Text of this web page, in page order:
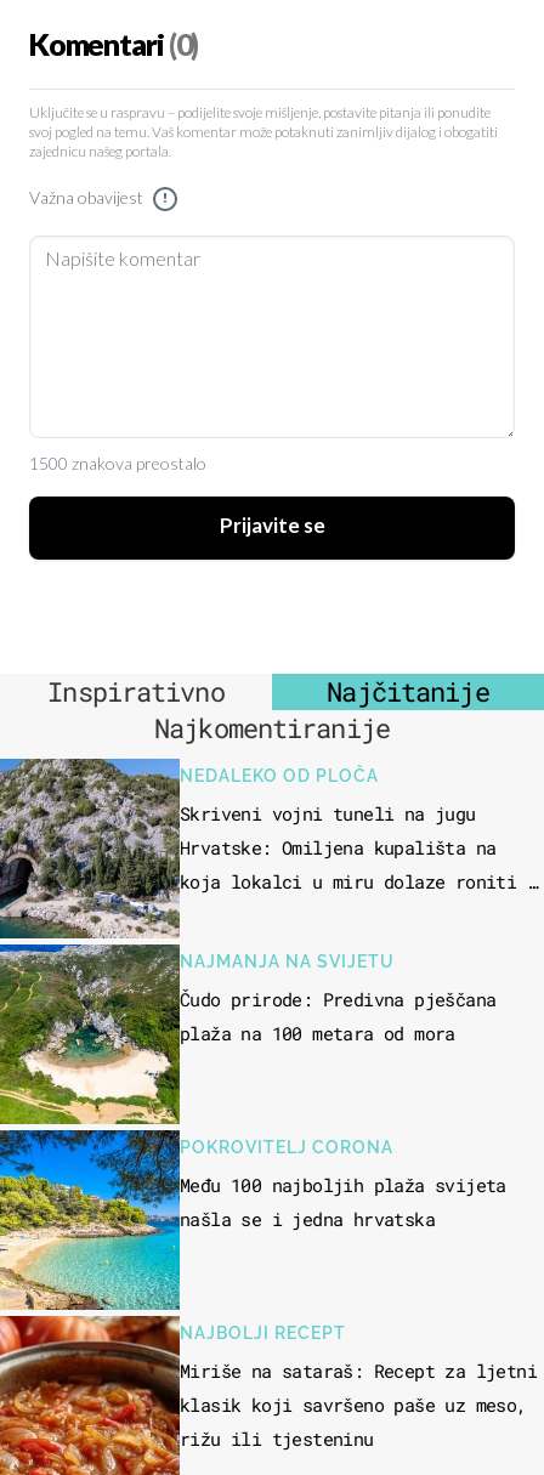
Komentari(0)
Uključite se u raspravu – podijelite svoje mišljenje, postavite pitanja ili ponudite
svoj pogled na temu. Vaš komentar može potaknuti zanimljiv dijalog i obogatiti
zajednicu našeg portala.
Važna obavijest !
1500 znakova preostalo
Prijavite se
Inspirativno
Najčitanije
Najkomentiranije
NEDALEKO OD PLOČA
Skriveni vojni tuneli na jugu
Hrvatske: Omiljena kupališta na
koja lokalci u miru dolaze roniti i
NAJMANJA NA SVIJETU
Čudo prirode: Predivna pješčana
plaža na 100 metara od mora
POKROVITELJ CORONA
Među 100 najboljih plaža svijeta
našla se i jedna hrvatska
NAJBOLJI RECEPT
Miriše na sataraš: Recept za ljetni
klasik koji savršeno paše uz meso,
rižu ili tjesteninu